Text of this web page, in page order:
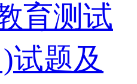
育测试
试题及